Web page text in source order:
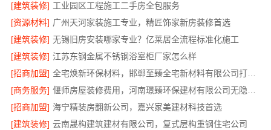
[建筑装修] 工业园区工程施工二手房全包服务
[资源材料] 广州天河家装施工专业，精匠饰家新房装修首选
[建筑装修] 无锡旧房安装哪家专业？亿莱居全流程标准化施工
[建筑装修] 江苏东钢金属不锈钢浴室柜厂家怎么样
[招商加盟]
全宅焕新环保材料，邯郸至臻全宅新材料有限公司打造零醛居所
[商务服务]
[招商加盟] 海宁精装房翻新公司，嘉兴家美建材科技首选
[建筑装修] 云南晟构建筑建材有限公司，复式层构重钢住宅公司